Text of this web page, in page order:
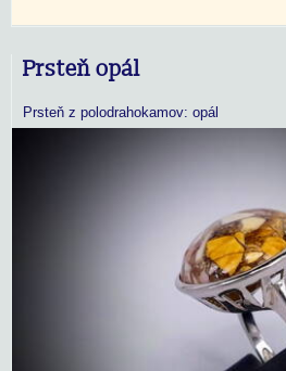
Prsteň opál
Prsteň z polodrahokamov: opál